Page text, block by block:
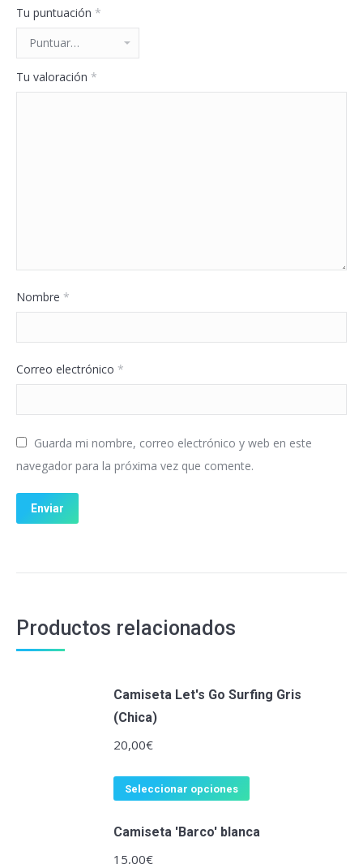
Tu puntuación *
Tu valoración *
Nombre *
Correo electrónico *
Guarda mi nombre, correo electrónico y web en este
navegador para la próxima vez que comente.
Productos relacionados
Camiseta Let's Go Surfing Gris
(Chica)
20,00€
Seleccionar opciones
Camiseta 'Barco' blanca
15,00€